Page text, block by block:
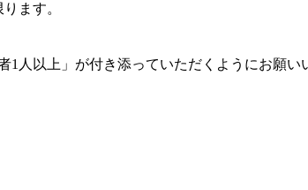
ます。
人以上」が付き添っていただくようにお願い